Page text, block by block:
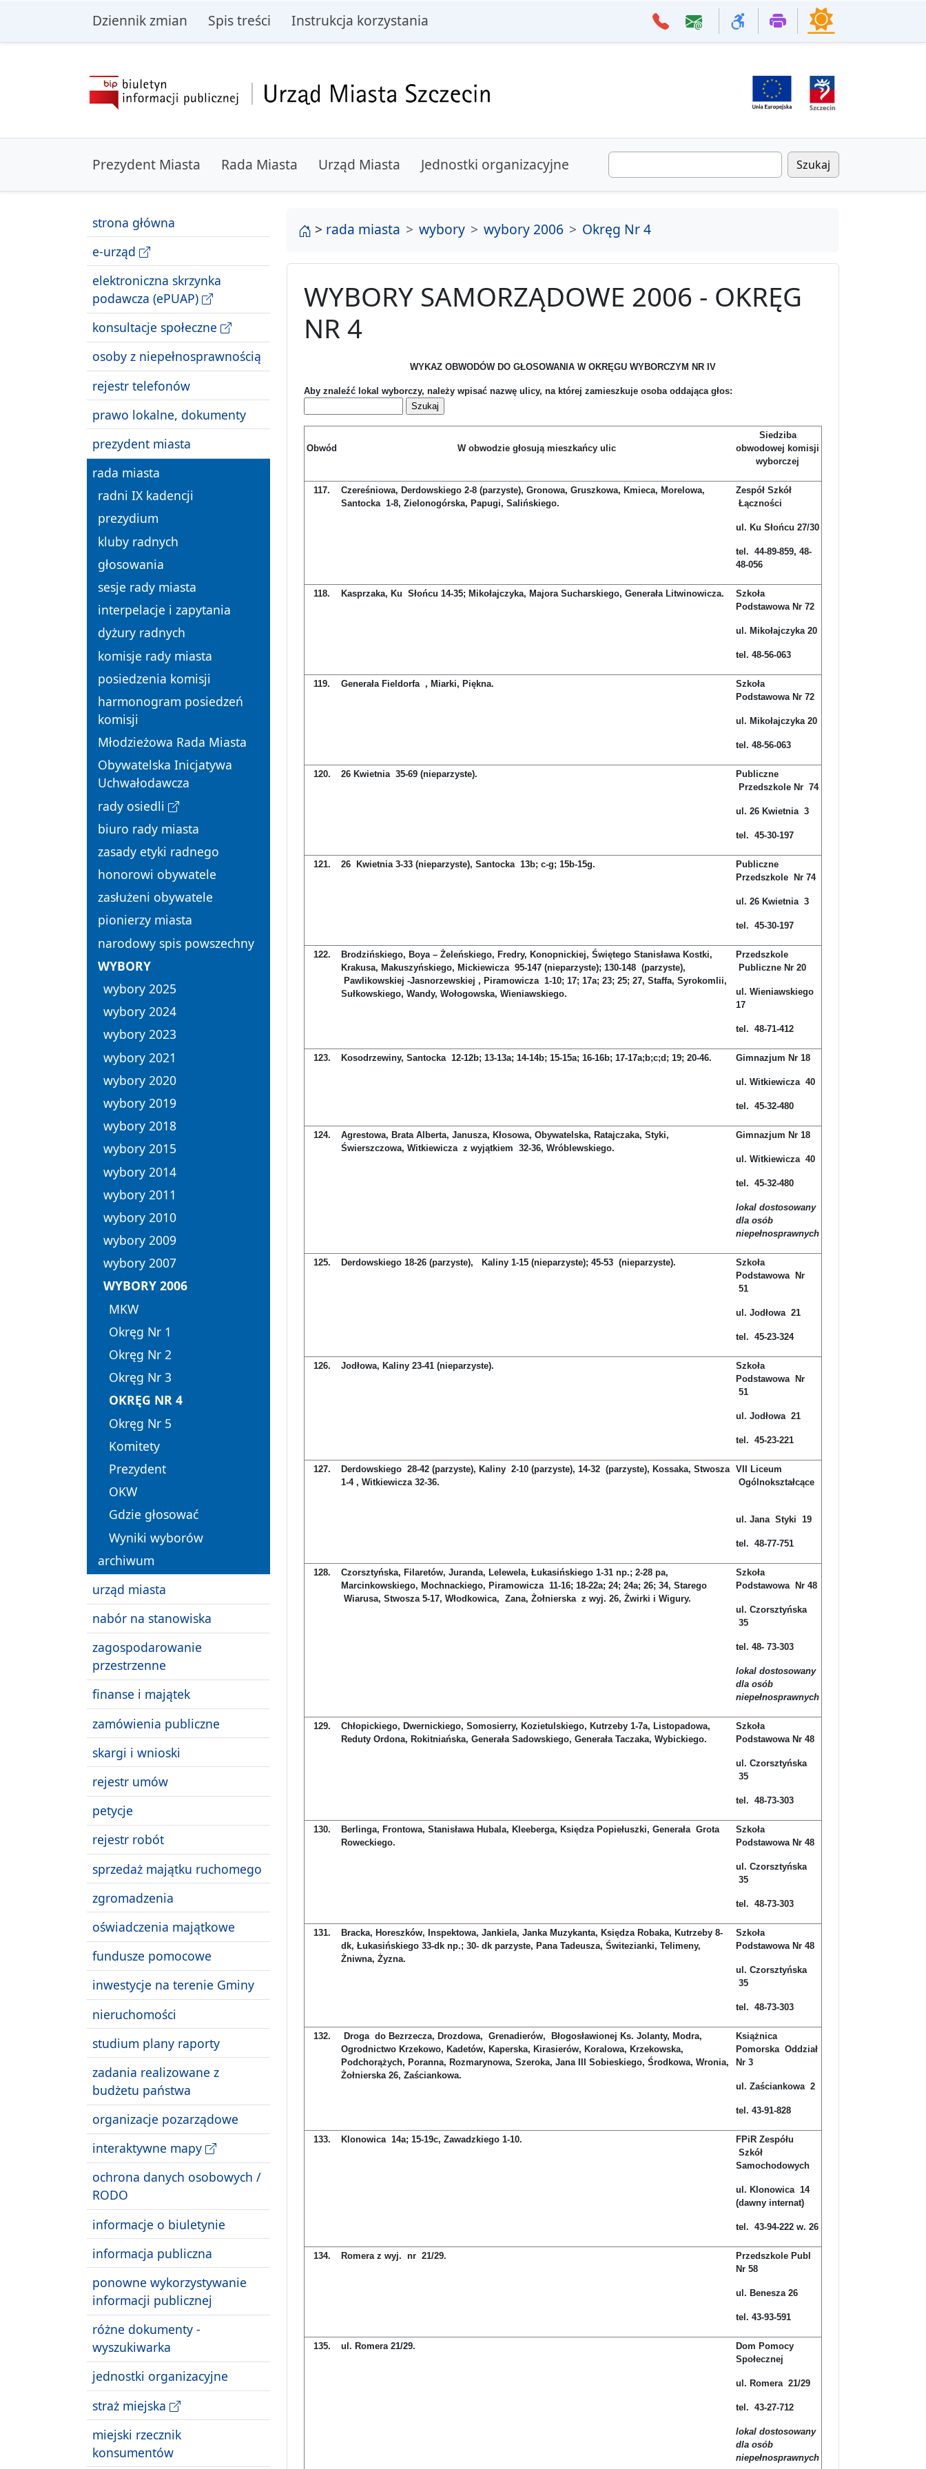
przejdź do głównego menu przejdź do treści
Dziennik zmian Spis treści Instrukcja korzystania
Prezydent Miasta Rada Miasta Urząd Miasta Jednostki organizacyjne Szukaj
strona główna
e-urząd
elektroniczna skrzynka
podawcza (ePUAP)
konsultacje społeczne
osoby z niepełnosprawnością
rejestr telefonów
prawo lokalne, dokumenty
prezydent miasta
rada miasta
radni IX kadencji
prezydium
kluby radnych
głosowania
sesje rady miasta
interpelacje i zapytania
dyżury radnych
komisje rady miasta
posiedzenia komisji
harmonogram posiedzeń
komisji
Młodzieżowa Rada Miasta
Obywatelska Inicjatywa
Uchwałodawcza
rady osiedli
biuro rady miasta
zasady etyki radnego
honorowi obywatele
zasłużeni obywatele
pionierzy miasta
narodowy spis powszechny
WYBORY
wybory 2025
wybory 2024
wybory 2023
wybory 2021
wybory 2020
wybory 2019
wybory 2018
wybory 2015
wybory 2014
wybory 2011
wybory 2010
wybory 2009
wybory 2007
WYBORY 2006
MKW
Okręg Nr 1
Okręg Nr 2
Okręg Nr 3
OKRĘG NR 4
Okręg Nr 5
Komitety
Prezydent
OKW
Gdzie głosować
Wyniki wyborów
archiwum
urząd miasta
nabór na stanowiska
zagospodarowanie
przestrzenne
finanse i majątek
zamówienia publiczne
skargi i wnioski
rejestr umów
petycje
rejestr robót
sprzedaż majątku ruchomego
zgromadzenia
oświadczenia majątkowe
fundusze pomocowe
inwestycje na terenie Gminy
nieruchomości
studium plany raporty
zadania realizowane z
budżetu państwa
organizacje pozarządowe
interaktywne mapy
ochrona danych osobowych /
RODO
informacje o biuletynie
informacja publiczna
ponowne wykorzystywanie
informacji publicznej
różne dokumenty -
wyszukiwarka
jednostki organizacyjne
straż miejska
miejski rzecznik
konsumentów
strona główna
> rada miasta wybory wybory 2006 Okręg Nr 4
WYBORY SAMORZĄDOWE 2006 - OKRĘG
NR 4
WYKAZ OBWODÓW DO GŁOSOWANIA W OKRĘGU WYBORCZYM NR IV
Aby znaleźć lokal wyborczy, należy wpisać nazwę ulicy, na której zamieszkuje osoba oddająca głos:
Obwód W obwodzie głosują mieszkańcy ulic
Siedziba
obwodowej komisji
wyborczej
117.
Czereśniowa, Derdowskiego 2-8 (parzyste), Gronowa, Gruszkowa, Kmieca, Morelowa,
Santocka 1-8, Zielonogórska, Papugi, Salińskiego.
Zespół Szkół
Łączności
ul. Ku Słońcu 27/30
tel. 44-89-859, 48-
48-056
118. Kasprzaka, Ku Słońcu 14-35; Mikołajczyka, Majora Sucharskiego, Generała Litwinowicza.
Szkoła
Podstawowa Nr 72
ul. Mikołajczyka 20
tel. 48-56-063
119. Generała Fieldorfa , Miarki, Piękna.
Szkoła
Podstawowa Nr 72
ul. Mikołajczyka 20
tel. 48-56-063
120. 26 Kwietnia 35-69 (nieparzyste).
Publiczne
Przedszkole Nr 74
ul. 26 Kwietnia 3
tel. 45-30-197
121. 26 Kwietnia 3-33 (nieparzyste), Santocka 13b; c-g; 15b-15g.
Publiczne
Przedszkole Nr 74
ul. 26 Kwietnia 3
tel. 45-30-197
122.
Brodzińskiego, Boya – Żeleńskiego, Fredry, Konopnickiej, Świętego Stanisława Kostki,
Krakusa, Makuszyńskiego, Mickiewicza 95-147 (nieparzyste); 130-148 (parzyste),
Pawlikowskiej -Jasnorzewskiej , Piramowicza 1-10; 17; 17a; 23; 25; 27, Staffa, Syrokomlii,
Sułkowskiego, Wandy, Wołogowska, Wieniawskiego.
Przedszkole
Publiczne Nr 20
ul. Wieniawskiego
17
tel. 48-71-412
123. Kosodrzewiny, Santocka 12-12b; 13-13a; 14-14b; 15-15a; 16-16b; 17-17a;b;c;d; 19; 20-46. Gimnazjum Nr 18
ul. Witkiewicza 40
tel. 45-32-480
124.
Agrestowa, Brata Alberta, Janusza, Kłosowa, Obywatelska, Ratajczaka, Styki,
Świerszczowa, Witkiewicza z wyjątkiem 32-36, Wróblewskiego.
Gimnazjum Nr 18
ul. Witkiewicza 40
tel. 45-32-480
lokal dostosowany
dla osób
niepełnosprawnych
125. Derdowskiego 18-26 (parzyste), Kaliny 1-15 (nieparzyste); 45-53 (nieparzyste).
Szkoła
Podstawowa Nr
51
ul. Jodłowa 21
tel. 45-23-324
126. Jodłowa, Kaliny 23-41 (nieparzyste).
Szkoła
Podstawowa Nr
51
ul. Jodłowa 21
tel. 45-23-221
127.
Derdowskiego 28-42 (parzyste), Kaliny 2-10 (parzyste), 14-32 (parzyste), Kossaka, Stwosza
1-4 , Witkiewicza 32-36.
VII Liceum
Ogólnokształcące
ul. Jana Styki 19
tel. 48-77-751
128.
Czorsztyńska, Filaretów, Juranda, Lelewela, Łukasińskiego 1-31 np.; 2-28 pa,
Marcinkowskiego, Mochnackiego, Piramowicza 11-16; 18-22a; 24; 24a; 26; 34, Starego
Wiarusa, Stwosza 5-17, Włodkowica, Zana, Żołnierska z wyj. 26, Żwirki i Wigury.
Szkoła
Podstawowa Nr 48
ul. Czorsztyńska
35
tel. 48- 73-303
lokal dostosowany
dla osób
niepełnosprawnych
129.
Chłopickiego, Dwernickiego, Somosierry, Kozietulskiego, Kutrzeby 1-7a, Listopadowa,
Reduty Ordona, Rokitniańska, Generała Sadowskiego, Generała Taczaka, Wybickiego.
Szkoła
Podstawowa Nr 48
ul. Czorsztyńska
35
tel. 48-73-303
130.
Berlinga, Frontowa, Stanisława Hubala, Kleeberga, Księdza Popiełuszki, Generała Grota
Roweckiego.
Szkoła
Podstawowa Nr 48
ul. Czorsztyńska
35
tel. 48-73-303
131.
Bracka, Horeszków, Inspektowa, Jankiela, Janka Muzykanta, Księdza Robaka, Kutrzeby 8-
dk, Łukasińskiego 33-dk np.; 30- dk parzyste, Pana Tadeusza, Świtezianki, Telimeny,
Żniwna, Żyzna.
Szkoła
Podstawowa Nr 48
ul. Czorsztyńska
35
tel. 48-73-303
132.
Droga do Bezrzecza, Drozdowa, Grenadierów, Błogosławionej Ks. Jolanty, Modra,
Ogrodnictwo Krzekowo, Kadetów, Kaperska, Kirasierów, Koralowa, Krzekowska,
Podchorążych, Poranna, Rozmarynowa, Szeroka, Jana III Sobieskiego, Środkowa, Wronia,
Żołnierska 26, Zaściankowa.
Książnica
Pomorska Oddział
Nr 3
ul. Zaściankowa 2
tel. 43-91-828
133. Klonowica 14a; 15-19c, Zawadzkiego 1-10.
FPiR Zespółu
Szkół
Samochodowych
ul. Klonowica 14
(dawny internat)
tel. 43-94-222 w. 26
134. Romera z wyj. nr 21/29.
Przedszkole Publ
Nr 58
ul. Benesza 26
tel. 43-93-591
135. ul. Romera 21/29.
Dom Pomocy
Społecznej
ul. Romera 21/29
tel. 43-27-712
lokal dostosowany
dla osób
niepełnosprawnych